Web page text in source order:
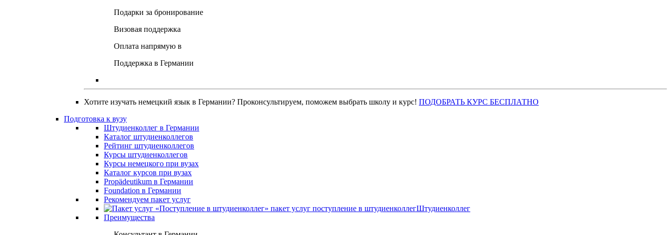
Подарки за бронирование
Визовая поддержка
Оплата напрямую в
Поддержка в Германии
Хотите изучать немецкий язык в Германии? Проконсультируем, поможем выбрать школу и курс! ПОДОБРАТЬ КУРС БЕСПЛАТНО
Подготовка к вузу
Штудиенколлег в Германии
Каталог штудиенколлегов
Рейтинг штудиенколлегов
Курсы штудиенколлегов
Курсы немецкого при вузах
Каталог курсов при вузах
Propädeutikum в Германии
Foundation в Германии
Рекомендуем пакет услуг
Штудиенколлег
Преимущества